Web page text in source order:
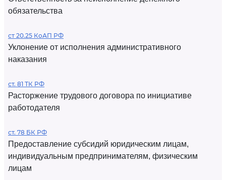
обязательства
ст 20.25 КоАП РФ
Уклонение от исполнения административного
наказания
ст. 81 ТК РФ
Расторжение трудового договора по инициативе
работодателя
ст. 78 БК РФ
Предоставление субсидий юридическим лицам,
индивидуальным предпринимателям, физическим
лицам